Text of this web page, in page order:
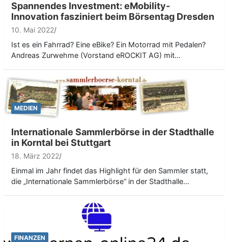
Spannendes Investment: eMobility-
Innovation fasziniert beim Börsentag Dresden
10. Mai 2022
Ist es ein Fahrrad? Eine eBike? Ein Motorrad mit Pedalen?
Andreas Zurwehme (Vorstand eROCKIT AG) mit…
MEDIEN
Internationale Sammlerbörse in der Stadthalle
in Korntal bei Stuttgart
18. März 2022
Einmal im Jahr findet das Highlight für den Sammler statt,
die „Internationale Sammlerbörse“ in der Stadthalle…
FINANZEN